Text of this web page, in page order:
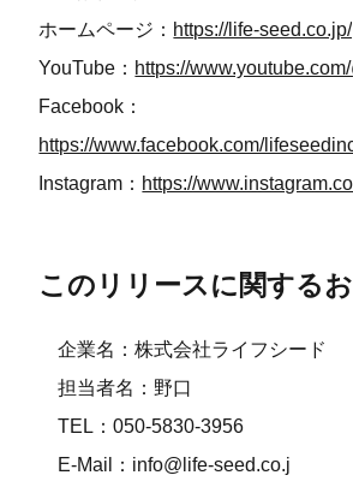
ホームページ： https://life-seed.co.jp/
YouTube： https://
Facebook：
https://www.facebook.com/
Instagram： https://
このリリースに関する
企業名：株式会社ライフシード
担当者名：野口
TEL：050-5830-3956
E-Mail：info@life-seed.co.j